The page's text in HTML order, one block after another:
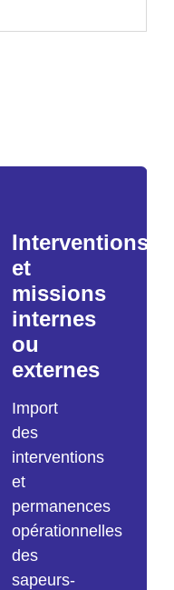
Interventions
et
missions
internes
ou
externes
Import
des
interventions
et
permanences
opérationnelles
des
sapeurs-